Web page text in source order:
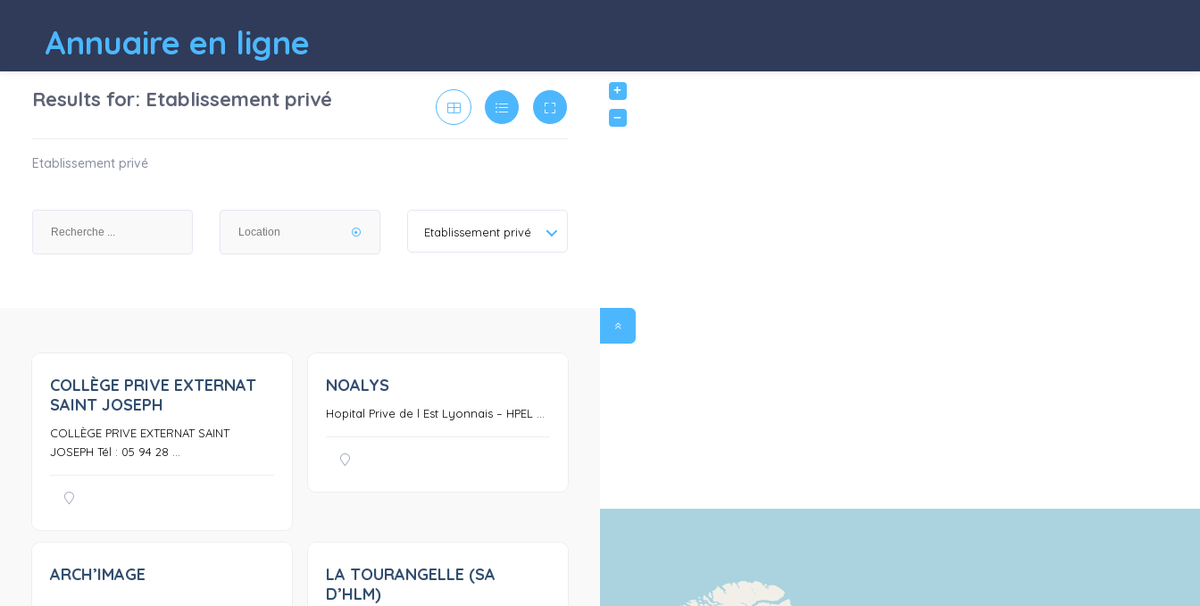
Annuaire en ligne
+
−
Results for: Etablissement privé
Etablissement privé
Etablissement privé
0
COLLÈGE PRIVE EXTERNAT
SAINT JOSEPH
COLLÈGE PRIVE EXTERNAT SAINT
JOSEPH Tél : 05 94 28 ...
NOALYS
Hopital Prive de l Est Lyonnais – HPEL ...
ARCH’IMAGE
LA TOURANGELLE (SA
D’HLM)